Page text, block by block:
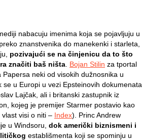
nabacuju imenima koja se pojavljuju u
znanstvenika do manekenki i starleta,
pozivajući se na činjenicu da to što
značiti baš ništa Bojan Stilin za tportal
neki od visokih dužnosnika u
u Europi u vezi Epsteinovih dokumenata
Lajčak, ali i britanski zastupnik iz
kojeg je premijer Starmer postavio kao
visi o niti – Index). Princ Andrew
u Windsoru, dok američki biznismeni i
establišmenta koji se spominju u